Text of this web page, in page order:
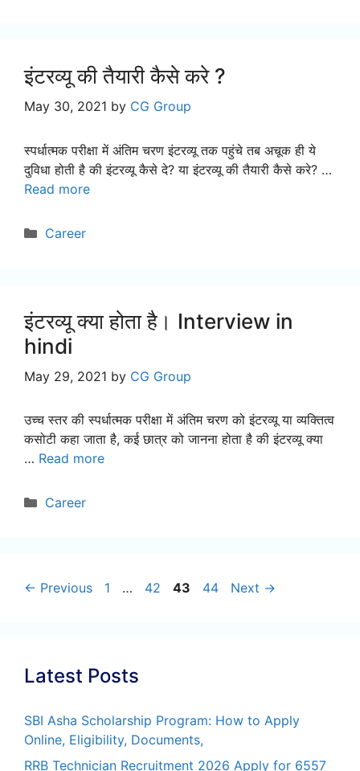
इंटरव्यू की तैयारी कैसे करे ?
May 30, 2021 by CG Group
स्पर्धात्मक परीक्षा में अंतिम चरण इंटरव्यू तक पहुंचे तब अचूक ही ये
दुविधा होती है की इंटरव्यू कैसे दे? या इंटरव्यू की तैयारी कैसे करे? …
Read more
Categories
Career
इंटरव्यू क्या होता है। Interview in
hindi
May 29, 2021 by CG Group
उच्च स्तर की स्पर्धात्मक परीक्षा में अंतिम चरण को इंटरव्यू या व्यक्तित्व
कसोटी कहा जाता है, कई छात्र को जानना होता है की इंटरव्यू क्या
… Read more
Categories
Career
← Previous Page
1 … Page
42 Page
43 Page
44 Next →
Latest Posts
SBI Asha Scholarship Program: How to Apply
Online, Eligibility, Documents,
RRB Technician Recruitment 2026 Apply for 6557